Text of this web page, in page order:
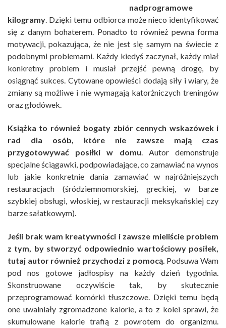
nadprogramowe
kilogramy. Dzięki temu odbiorca może nieco identyfikować
się z danym bohaterem. Ponadto to również pewna forma
motywacji, pokazująca, że nie jest się samym na świecie z
podobnymi problemami. Każdy kiedyś zaczynał, każdy miał
konkretny problem i musiał przejść pewną drogę, by
osiągnąć sukces. Cytowane opowieści dodają siły i wiary, że
zmiany są możliwe i nie wymagają katorżniczych treningów
oraz głodówek.
Książka to również bogaty zbiór cennych wskazówek i
rad dla osób, które nie zawsze mają czas
przygotowywać posiłki w domu. Autor demonstruje
specjalne ściągawki, podpowiadające, co zamawiać na wynos
lub jakie konkretnie dania zamawiać w najróżniejszych
restauracjach (śródziemnomorskiej, greckiej, w barze
szybkiej obsługi, włoskiej, w restauracji meksykańskiej czy
barze sałatkowym).
Jeśli brak wam kreatywności i zawsze mieliście problem
z tym, by stworzyć odpowiednio wartościowy posiłek,
tutaj autor również przychodzi z pomocą. Podsuwa Wam
pod nos gotowe jadłospisy na każdy dzień tygodnia.
Skonstruowane oczywiście tak, by skutecznie
przeprogramować komórki tłuszczowe. Dzięki temu będą
one uwalniały zgromadzone kalorie, a to z kolei sprawi, że
skumulowane kalorie trafią z powrotem do organizmu.